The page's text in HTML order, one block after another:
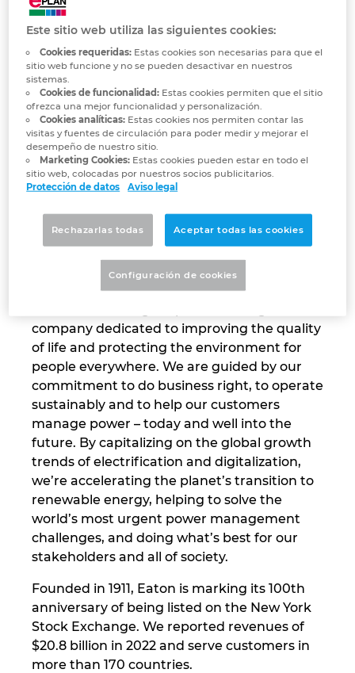
Eaton
We make what matters work.
*Developing more efficient,
sustainable power management
solutions that meet the ever-
changing needs of our world.
company dedicated to improving the quality
of life and protecting the environment for
people everywhere. We are guided by our
commitment to do business right, to operate
sustainably and to help our customers
manage power – today and well into the
future. By capitalizing on the global growth
trends of electrification and digitalization,
we’re accelerating the planet’s transition to
renewable energy, helping to solve the
world’s most urgent power management
challenges, and doing what’s best for our
stakeholders and all of society.​​
Founded in 1911, Eaton is marking its 100th
anniversary of being listed on the New York
Stock Exchange. We reported revenues of
$20.8 billion in 2022 and serve customers in
more than 170 countries.
Marítima
Automatización de edificios
Casos de éxito
Automatización de edificios
Configuración
Integración PDM / PLM
EPLAN Data Portal
EPLAN Educacional para centros educativos
EPLAN Educacional para estudiantes
EPLAN Collaboration Apps
Blog
Localizaciones
Contacto
Trust Center
Brunei
Bulgaria
Canada
Chile
China
China Taiwan
Colombia
Czech Republic
Denmark
Finland
Germany
Greece
India
Indonesia
Este sitio web utiliza las siguientes cookies:
Cookies requeridas:Estas cookies son necesarias para que el
sitio web funcione y no se pueden desactivar en nuestros
sistemas.
Cookies de funcionalidad:Estas cookies permiten que el sitio
ofrezca una mejor funcionalidad y personalización.
Cookies analíticas:Estas cookies nos permiten contar las
visitas y fuentes de circulación para poder medir y mejorar el
desempeño de nuestro sitio.
Marketing Cookies:Estas cookies pueden estar en todo el
sitio web, colocadas por nuestros socios publicitarios.
Protección de datos
Aviso legal
Rechazarlas todas Aceptar todas las cookies
Configuración de cookies